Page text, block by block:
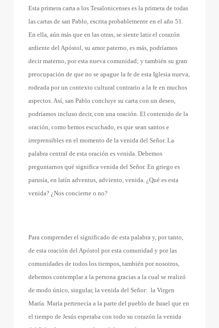
Esta primera carta a los Tesalonicenses es la primera de todas
las cartas de san Pablo, escrita probablemente en el año 51.
En ella, aún más que en las otras, se siente latir el corazón
ardiente del Apóstol, su amor paterno, es más, podríamos
decir materno, por esta nueva comunidad; y también su gran
preocupación de que no se apague la fe de esta Iglesia nueva,
rodeada por un contexto cultural contrario a la fe en muchos
aspectos. Así, san Pablo concluye su carta con un deseo,
podríamos incluso decir, con una oración. El contenido de la
oración, como hemos escuchado, es que sean santos e
irreprensibles en el momento de la venida del Señor. La
palabra central de esta oración es venida. Debemos
preguntarnos qué significa venida del Señor. En griego es
parusía, en latín adventus, adviento, venida. ¿Qué es esta
venida? ¿Nos concierne o no?
Para comprender el significado de esta palabra y, por tanto,
de esta oración del Apóstol por esta comunidad y por las
comunidades de todos los tiempos, también por nosotros,
debemos contemplar a la persona gracias a la cual se realizó
de modo único, singular, la venida del Señor: la Virgen
María. María pertenecía a la parte del pueblo de Israel que en
el tiempo de Jesús esperaba con todo su corazón la venida